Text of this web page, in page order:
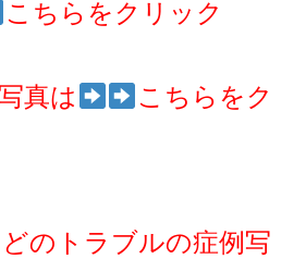
こちらをクリック
真は こちらをク
のトラブルの症例写